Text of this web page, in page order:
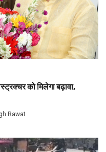
को मिलेगा बढ़ावा,
Rawat